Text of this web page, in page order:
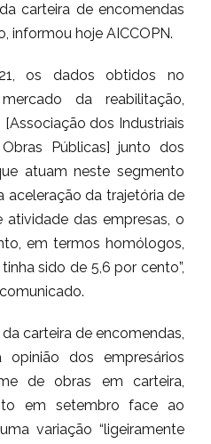
carteira de encomendas
informou hoje AICCOPN.
os dados obtidos no
da reabilitação,
dos Industriais
Públicas] junto dos
atuam neste segmento
da trajetória de
das empresas, o
em termos homólogos,
sido de 5,6 por cento”,
carteira de encomendas,
dos empresários
de obras em carteira,
em setembro face ao
variação “ligeiramente